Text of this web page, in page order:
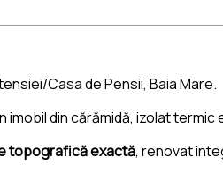
Casa de Pensii, Baia Mare.
imobil din cărămidă, izolat termic
topografică exactă, renovat